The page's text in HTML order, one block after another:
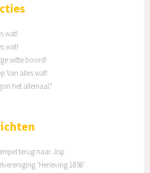
wat!
wat!
witte boord!
Van alles wat!
het allemaal?
terug naar Jisp
‘Herleving 1898’